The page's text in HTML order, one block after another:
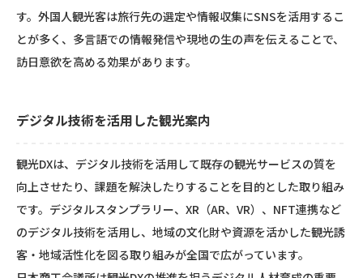
す。外国人観光客は旅行先の選定や情報収集にSNSを活用するこ
とが多く、多言語での情報発信や現地の生の声を伝えることで、
訪日意欲を高める効果があります。
デジタル技術を活用した観光案内
観光DXは、デジタル技術を活用して既存の観光サービスの質を
向上させたり、課題を解決したりすることを目的とした取り組み
です。デジタルスタンプラリー、XR（AR、VR）、NFT連携など
のデジタル技術を活用し、地域の文化財や資源を活かした観光誘
客・地域活性化を図る取り組みが全国で広がっています。